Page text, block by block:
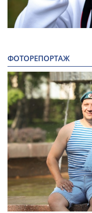
ФОТОРЕПОРТАЖ